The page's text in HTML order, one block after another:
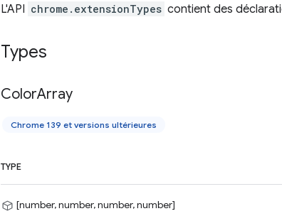
L'API chrome.extensionTypes contient des
Types
ColorArray
Chrome 139 et versions ultérieures
TYPE
[number, number, number, number]